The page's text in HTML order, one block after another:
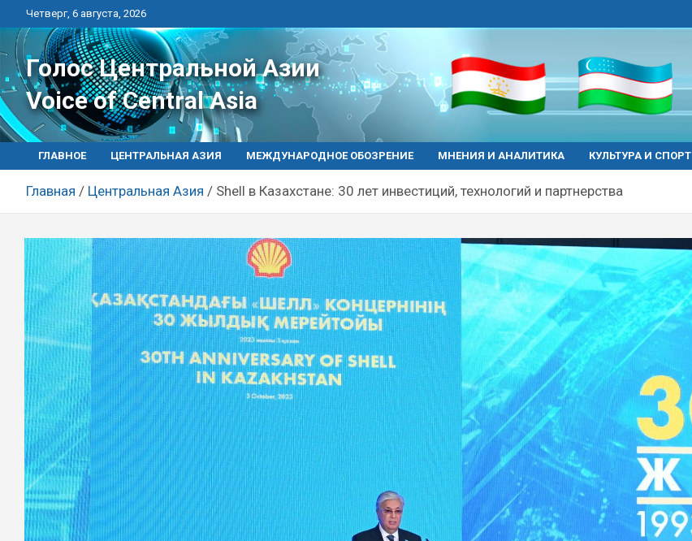
Перейти
к
контенту
Четверг, 6 августа, 2026
Голос Центральной Азии
Voice of Central Asia
ГЛАВНОЕ ЦЕНТРАЛЬНАЯ АЗИЯ МЕЖДУНАРОДНОЕ ОБОЗРЕНИЕ МНЕНИЯ И АНАЛИТИКА КУЛЬТУРА И СПОРТ
Главная Центральная Азия Shell в Казахстане: 30 лет инвестиций, технологий и партнерства